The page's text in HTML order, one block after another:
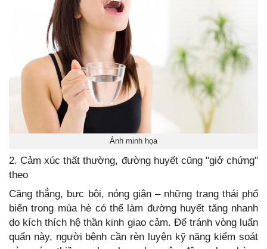
Ảnh minh họa
2. Cảm xúc thất thường, đường huyết cũng "giở chứng"
theo
Căng thẳng, bực bội, nóng giận – những trạng thái phổ
biến trong mùa hè có thể làm đường huyết tăng nhanh
do kích thích hệ thần kinh giao cảm. Để tránh vòng luẩn
quẩn này, người bệnh cần rèn luyện kỹ năng kiểm soát